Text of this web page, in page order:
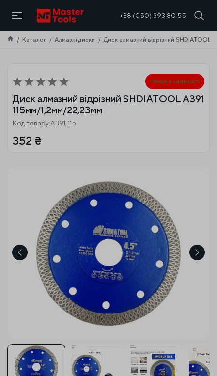
+38 (050) 393 80 55
UA
Каталог Алмазні диски Диск алмазний відрізний SHDIATOOL
Немає в наявності
Диск алмазний відрізний SHDIATOOL A391
115мм/1,2мм/22,23мм
Код товару:A391_115
352 ₴